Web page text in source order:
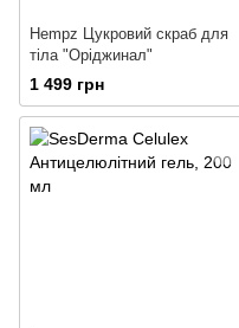
Hempz Цукровий скраб для
тіла "Оріджинал"
1 499 грн